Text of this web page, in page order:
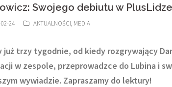
Swojego debiutu w
24 AKTUALNOŚCI, MEDIA
już trzy tygodnie, od kiedy rozgrywający
w zespole, przeprowadzce do Lubina i
wywiadzie. Zapraszamy do lektury!